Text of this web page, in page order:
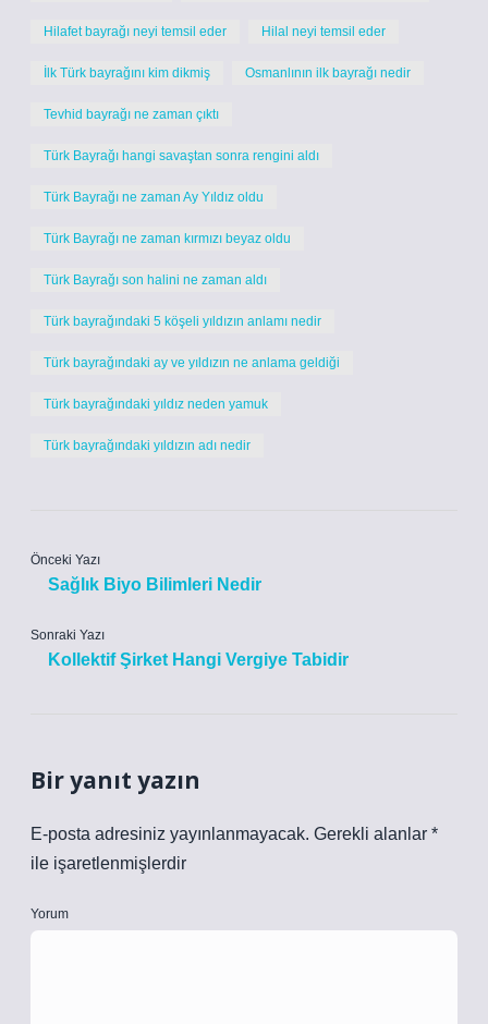
Hilafet bayrağı neyi temsil eder Hilal neyi temsil eder
İlk Türk bayrağını kim dikmiş Osmanlının ilk bayrağı nedir
Tevhid bayrağı ne zaman çıktı
Türk Bayrağı hangi savaştan sonra rengini aldı
Türk Bayrağı ne zaman Ay Yıldız oldu
Türk Bayrağı ne zaman kırmızı beyaz oldu
Türk Bayrağı son halini ne zaman aldı
Türk bayrağındaki 5 köşeli yıldızın anlamı nedir
Türk bayrağındaki ay ve yıldızın ne anlama geldiği
Türk bayrağındaki yıldız neden yamuk
Türk bayrağındaki yıldızın adı nedir
Önceki Yazı
Sağlık Biyo Bilimleri Nedir
Sonraki Yazı
Kollektif Şirket Hangi Vergiye Tabidir
Bir yanıt yazın
E-posta adresiniz yayınlanmayacak. Gerekli alanlar *
ile işaretlenmişlerdir
Yorum